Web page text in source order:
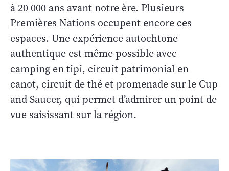
à 20 000 ans avant notre ère. Plusieurs
Premières Nations occupent encore ces
espaces. Une expérience autochtone
authentique est même possible avec
camping en tipi, circuit patrimonial en
canot, circuit de thé et promenade sur le Cup
and Saucer, qui permet d’admirer un point de
vue saisissant sur la région.